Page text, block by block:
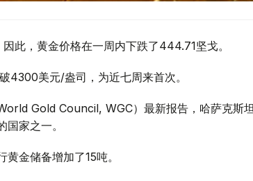
此，黄金价格在一周内下跌了444.71坚戈。
4300美元/盎司，为近七周来首次。
Gold Council, WGC）最新报告，哈萨克斯
家之一。
金储备增加了15吨。